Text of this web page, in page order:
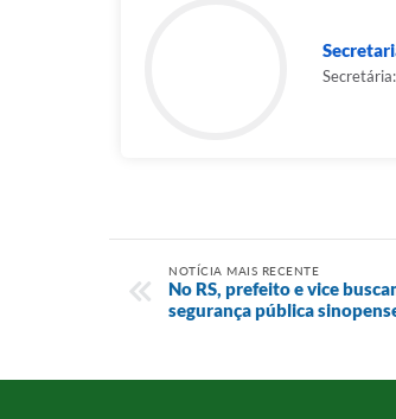
NOTÍCIA MAIS RECENTE
No RS, prefeito e vice
segurança pública